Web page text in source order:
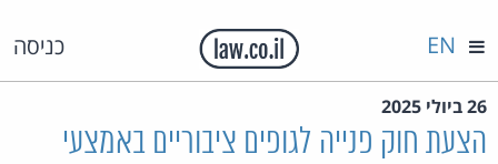
כניסה EN
26 ביולי 2025
הצעת חוק פנייה לגופים ציבוריים באמצעי